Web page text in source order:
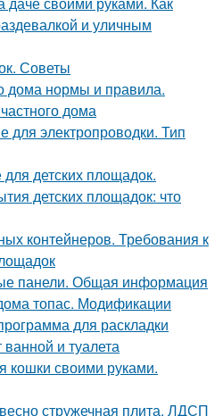
и уличным
Советы
дома нормы и правила.
дома
электропроводки. Тип
детских площадок.
детских площадок: что
контейнеров. Требования к
панели. Общая информация
топас. Модификации
для раскладки
ванной и туалета
кошки своими руками.
стружечная плита. ЛДСП